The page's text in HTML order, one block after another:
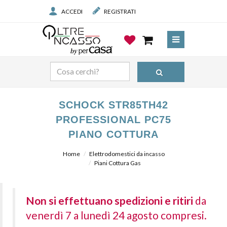
ACCEDI REGISTRATI
SCHOCK STR85TH42
PROFESSIONAL PC75
PIANO COTTURA
Home
Elettrodomestici da incasso
Piani Cottura Gas
Non si effettuano spedizioni e ritiri da
venerdì 7 a lunedì 24 agosto compresi.